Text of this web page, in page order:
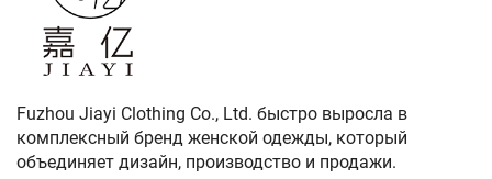
Fuzhou Jiayi Clothing Co., Ltd. быстро выросла в
комплексный бренд женской одежды, который
объединяет дизайн, производство и продажи.